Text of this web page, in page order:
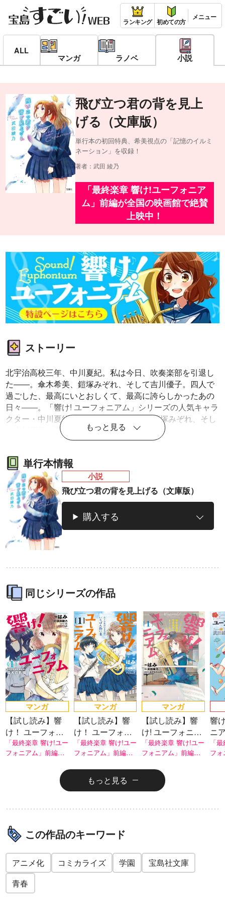
ランキング 初めての方
ラノベ
2026年秋、TVアニメ
『魔法少女育成計画
restart』放送決定！
紙で復刊！
ALL
マンガ ラノベ 小説
飛び立つ君の背を見上
げる（文庫版）
単行本の初回特典、希美視点の「記憶のイルミ
ネーション」を収録！
著者：武田 綾乃
「最終楽章 響け!ユーフォニア
ム」前編が全国の映画館で絶賛
上映中！
ストーリー
北宇治高校三年、中川夏紀。私は今日、吹奏楽部を引退し
た――。傘木希美、鎧塚みぞれ、そして吉川優子。四人で
過ごした、最高にいとおしくて、最高に誇らしかったあの
日々――。「響け! ユーフォニアム」シリーズの人気キャラ
クター・中川夏紀の視点で、 傘木希美、鎧塚みぞれ、そし
て吉川優子を見た物語。 エモさ全開の青春エンターテイン
もっと見る
単行本情報
小説
飛び立つ君の背を見上げる（文庫版）
購入する
同じシリーズの作品
マンガ
【試し読み】響
け！ ユーフォニ
アム 北宇治高校
吹奏楽部、最大
「最終楽章 響け!ユー
フォニアム」前編が
マンガ
【試し読み】響
け！ ユーフォニ
アム 北宇治高校
吹奏楽部のいち
「最終楽章 響け!ユー
フォニアム」前編が
マンガ
【試し読み】響
け! ユーフォニア
ム 北宇治高校吹
奏楽部へようこ
「最終楽章 響け!ユー
フォニアム」前編が
上映中！
響
ニ
校
ん
「
フ
もっと見る
この作品のキーワード
アニメ化 コミカライズ 学園
宝島社文庫
青春